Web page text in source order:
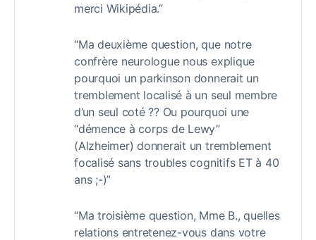
merci Wikipédia.”
“Ma deuxième question, que notre
confrère neurologue nous explique
pourquoi un parkinson donnerait un
tremblement localisé à un seul membre
d’un seul coté ?? Ou pourquoi une
“démence à corps de Lewy”
(Alzheimer) donnerait un tremblement
focalisé sans troubles cognitifs ET à 40
ans ;-)”
“Ma troisième question, Mme B., quelles
relations entretenez-vous dans votre